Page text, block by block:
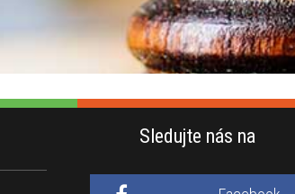
Sledujte nás na